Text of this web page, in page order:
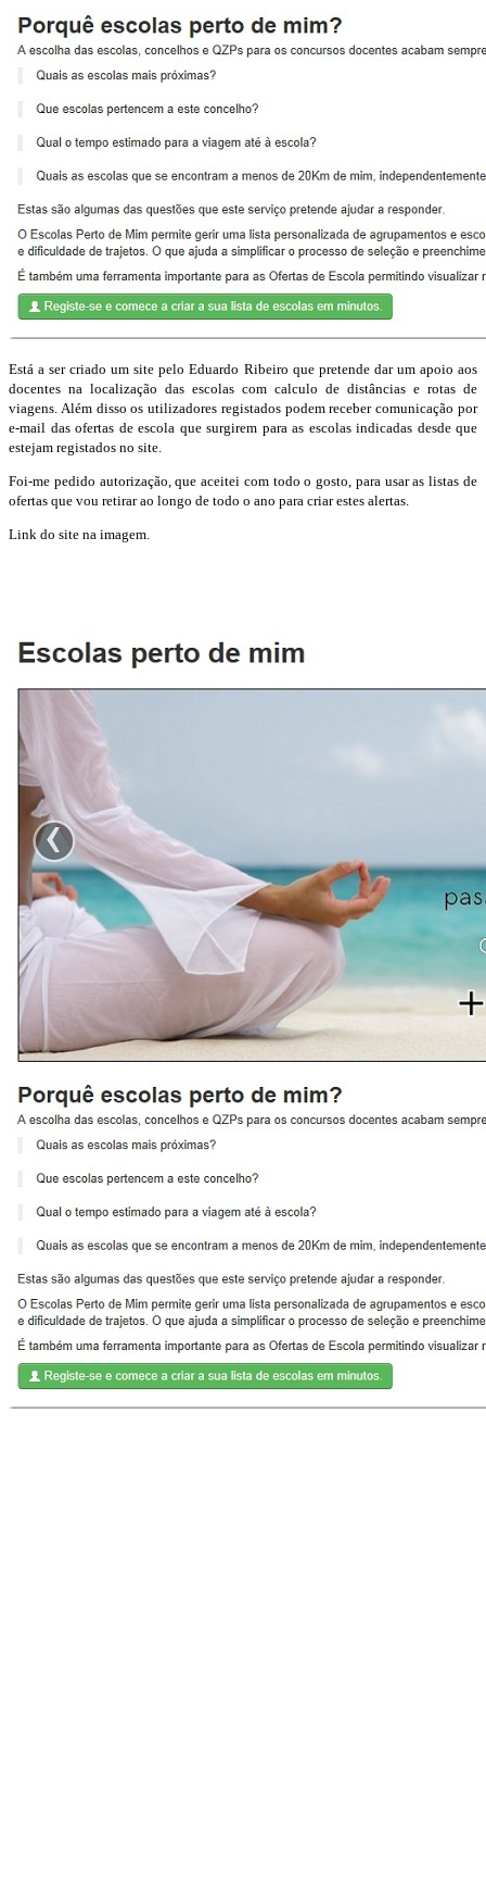
Está a ser criado um site pelo Eduardo Ribeiro que pretende dar um apoio aos
docentes na localização das escolas com calculo de distâncias e rotas de
viagens. Além disso os utilizadores registados podem receber comunicação por
e-mail das ofertas de escola que surgirem para as escolas indicadas desde que
estejam registados no site.
Foi-me pedido autorização, que aceitei com todo o gosto, para usar as listas de
ofertas que vou retirar ao longo de todo o ano para criar estes alertas.
Link do site na imagem.